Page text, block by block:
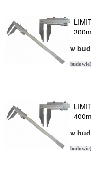
Zszywacze
Nitownice
Oświetlenie
Szafki
narzędziowe
Samochodowe
w
budowie)
w
budowie)